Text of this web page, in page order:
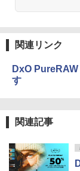
関連リンク
DxO
す
関連記事